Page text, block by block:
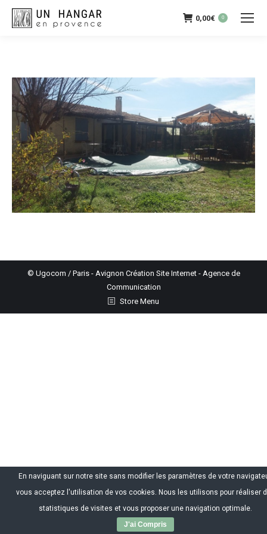
0,00€ 0
© Ugocom / Paris - Avignon Création Site Internet - Agence de
Communication
Store Menu
En naviguant sur notre site sans modifier les paramètres de votre
vous acceptez l'utilisation de vos cookies. Nous les utilisons pour réaliser
statistiques de visites et vous proposer une navigation optimale.
J'ai Compris